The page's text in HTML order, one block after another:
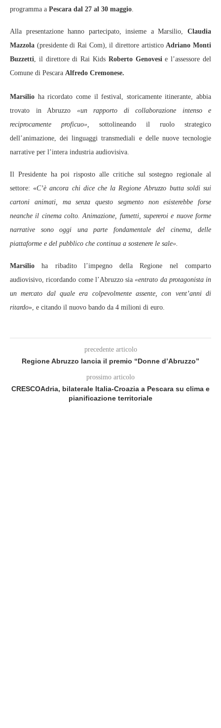
programma a Pescara dal 27 al 30 maggio.
Alla presentazione hanno partecipato, insieme a Marsilio, Claudia
Mazzola (presidente di Rai Com), il direttore artisticoAdriano Monti
Buzzetti, il direttore di Rai Kids Roberto Genovesie l’assessore del
Comune di Pescara Alfredo Cremonese.
Marsilio ha ricordato come il festival, storicamente itinerante, abbia
trovato in Abruzzo «un rapporto di collaborazione intenso e
reciprocamente proficuo», sottolineando il ruolo strategico
dell’animazione, dei linguaggi transmediali e delle nuove tecnologie
narrative per l’intera industria audiovisiva.
Il Presidente ha poi risposto alle critiche sul sostegno regionale al
settore: «C’è ancora chi dice che la Regione Abruzzo butta soldi sui
cartoni animati, ma senza questo segmento non esisterebbe forse
neanche il cinema colto. Animazione, fumetti, supereroi e nuove forme
narrative sono oggi una parte fondamentale del cinema, delle
piattaforme e del pubblico che continua a sostenere le sale».
Marsilio ha ribadito l’impegno della Regione nel comparto
audiovisivo, ricordando come l’Abruzzo sia«entrato da protagonista in
un mercato dal quale era colpevolmente assente, con vent’anni di
ritardo», e citando il nuovo bando da 4 milioni di euro.
precedente articolo
Regione Abruzzo lancia il premio “Donne d’Abruzzo”
prossimo articolo
CRESCOAdria, bilaterale Italia‑Croazia a Pescara su clima e
pianificazione territoriale